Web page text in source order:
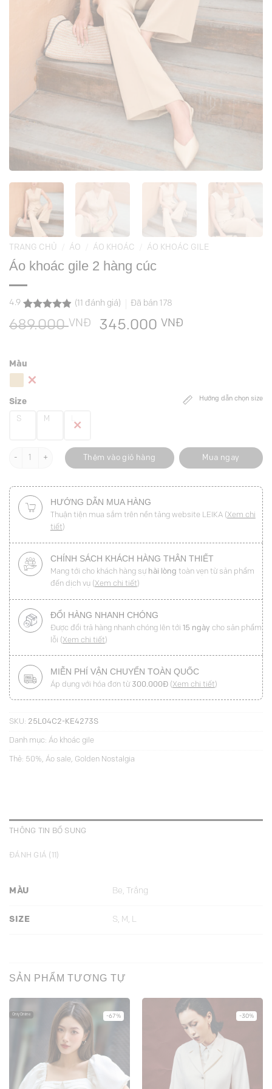
TRANG CHỦ ÁO ÁO KHOÁC ÁO KHOÁC GILE
Áo khoác gile 2 hàng cúc
4.9
4.9
trên 5
dựa trên
11
(11 đánh giá) Đã bán 178
689.000VNĐ
Giá
345.000 VNĐ
Hướng dẫn chọn size
Màu
Size
S M
Áo khoác gile 2 hàng cúc số lượng
Thêm vào giỏ hàng Mua ngay
HƯỚNG DẪN MUA HÀNG
Thuận tiện mua sắm trên nền tảng website LEIKA (Xem chi
tiết)
CHÍNH SÁCH KHÁCH HÀNG THÂN THIẾT
Mang tới cho khách hàng sự hài lòng toàn vẹn từ sản phẩm
đến dịch vụ (Xem chi tiết)
ĐỔI HÀNG NHANH CHÓNG
Được đổi trả hàng nhanh chóng lên tới 15 ngày cho sản phẩm
lỗi (Xem chi tiết)
MIỄN PHÍ VẬN CHUYỂN TOÀN QUỐC
Áp dụng với hóa đơn từ 300.000Đ(Xem chi tiết)
SKU: 25L04C2-KE4273S
Danh mục: Áo khoác gile
Thẻ: 50%, Áo sale, Golden Nostalgia
THÔNG TIN BỔ SUNG
ĐÁNH GIÁ (11)
MÀU Be, Trắng
SIZE S, M, L
SẢN PHẨM TƯƠNG TỰ
-67%
Only Online -30%